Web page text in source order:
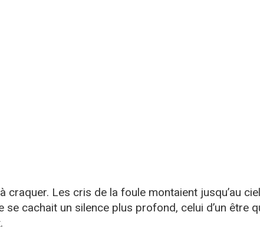
craquer. Les cris de la foule montaient jusqu’au
se cachait un silence plus profond, celui d’un être